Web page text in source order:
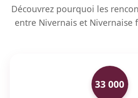
Découvrez pourquoi les
entre Nivernais et Nivernaise
33 000